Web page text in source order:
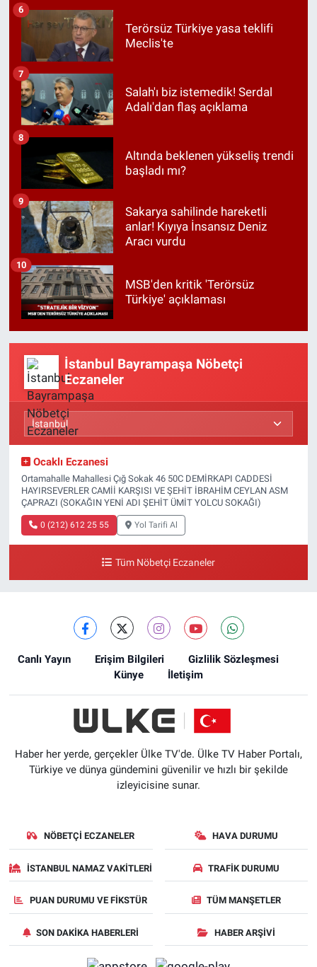
Terörsüz Türkiye yasa teklifi
Meclis'te
6
Salah'ı biz istemedik! Serdal
Adalı'dan flaş açıklama
7
Altında beklenen yükseliş trendi
başladı mı?
8
Sakarya sahilinde hareketli
anlar! Kıyıya İnsansız Deniz
Aracı vurdu
9
MSB'den kritik 'Terörsüz
Türkiye' açıklaması
10
İstanbul Bayrampaşa Nöbetçi
Eczaneler
Ocaklı Eczanesi
Ortamahalle Mahallesi Çığ Sokak 46 50C DEMİRKAPI CADDESİ
HAYIRSEVERLER CAMİİ KARŞISI VE ŞEHİT İBRAHİM CEYLAN ASM
ÇAPRAZI (SOKAĞIN YENİ ADI ŞEHİT ÜMİT YOLCU SOKAĞI)
0 (212) 612 25 55 Yol Tarifi Al
Tüm Nöbetçi Eczaneler
Canlı Yayın Erişim Bilgileri
Gizlilik Sözleşmesi
Künye
İletişim
Haber her yerde, gerçekler Ülke TV'de. Ülke TV Haber Portalı,
Türkiye ve dünya gündemini güvenilir ve hızlı bir şekilde
izleyicisine sunar.
NÖBETÇI ECZANELER HAVA DURUMU
İSTANBUL NAMAZ VAKITLERI TRAFIK DURUMU
PUAN DURUMU VE FIKSTÜR TÜM MANŞETLER
SON DAKIKA HABERLERI HABER ARŞIVI